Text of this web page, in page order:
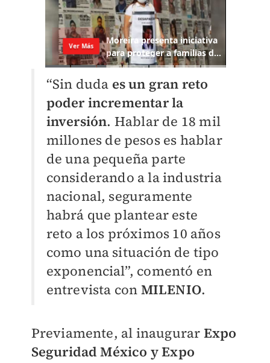
“Sin duda es un gran reto
poder incrementar la
inversión. Hablar de 18 mil
millones de pesos es hablar
de una pequeña parte
considerando a la industria
nacional, seguramente
habrá que plantear este
reto a los próximos 10 años
como una situación de tipo
exponencial”, comentó en
entrevista con MILENIO.
Previamente, al inaugurar Expo
Seguridad México y Expo